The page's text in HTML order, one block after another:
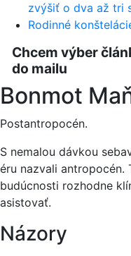
zvýšiť o dva až tri
Rodinné
Chcem výber
do mailu
Bonmot
Postantropocén.
S nemalou dávkou
éru nazvali antropocén.
budúcnosti rozhodne
asistovať.
Názory